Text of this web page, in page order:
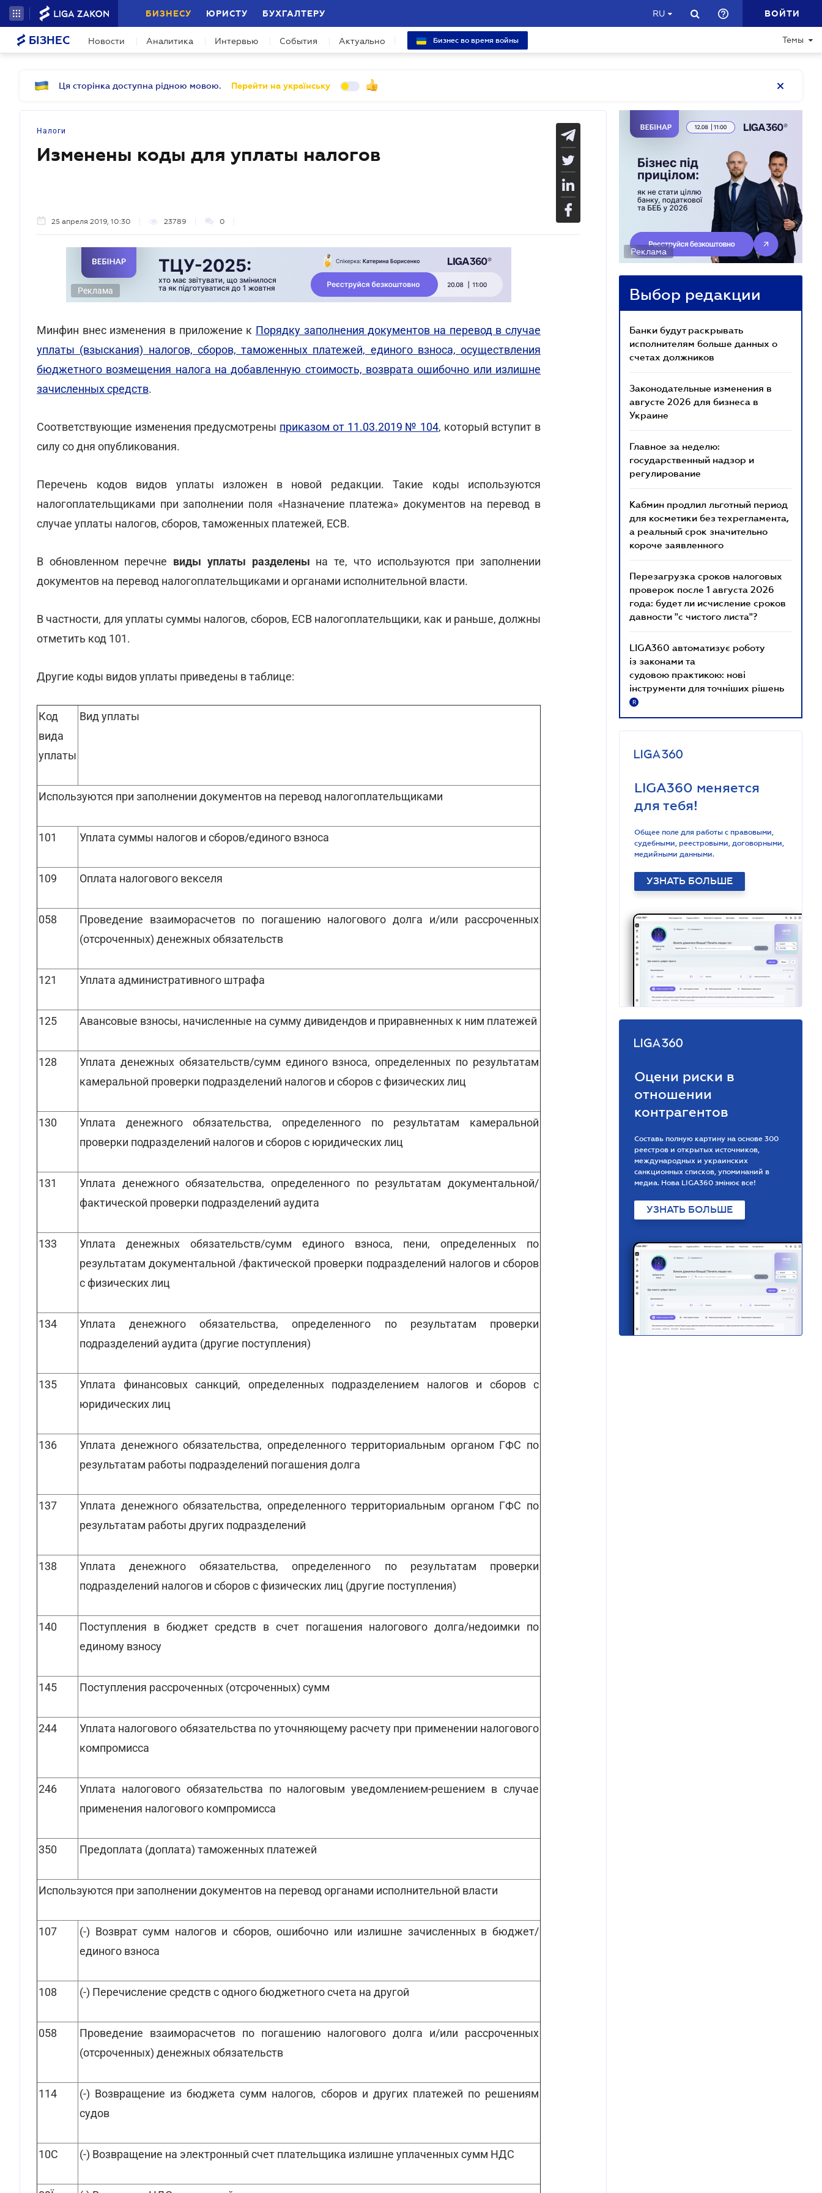
БИЗНЕСУ ЮРИСТУ БУХГАЛТЕРУ RU ВОЙТИ
БІЗНЕС Новости Аналитика Интервью События Актуально Бизнес во время войны Темы
Ця сторінка доступна рідною мовою. Перейти на українську
Налоги
Изменены коды для уплаты налогов
25 апреля 2019, 10:30 23789 0
Реклама
Минфин внес изменения в приложение к Порядку заполнения документов на перевод в случае
уплаты (взыскания) налогов, сборов, таможенных платежей, единого взноса, осуществления
бюджетного возмещения налога на добавленную стоимость, возврата ошибочно или излишне
зачисленных средств.
Соответствующие изменения предусмотрены приказом от 11.03.2019 № 104, который вступит в
силу со дня опубликования.
Перечень кодов видов уплаты изложен в новой редакции. Такие коды используются
налогоплательщиками при заполнении поля «Назначение платежа» документов на перевод в
случае уплаты налогов, сборов, таможенных платежей, ЕСВ.
В обновленном перечне виды уплаты разделены на те, что используются при заполнении
документов на перевод налогоплательщиками и органами исполнительной власти.
В частности, для уплаты суммы налогов, сборов, ЕСВ налогоплательщики, как и раньше, должны
отметить код 101.
Другие коды видов уплаты приведены в таблице:
Код
вида
уплаты
Вид уплаты
Используются при заполнении документов на перевод налогоплательщиками
101 Уплата суммы налогов и сборов/единого взноса
109 Оплата налогового векселя
058
Проведение взаиморасчетов по погашению налогового долга и/или рассроченных
(отсроченных) денежных обязательств
121 Уплата административного штрафа
125 Авансовые взносы, начисленные на сумму дивидендов и приравненных к ним платежей
128
Уплата денежных обязательств/сумм единого взноса, определенных по результатам
камеральной проверки подразделений налогов и сборов с физических лиц
130
Уплата денежного обязательства, определенного по результатам камеральной
проверки подразделений налогов и сборов с юридических лиц
131
Уплата денежного обязательства, определенного по результатам документальной/
фактической проверки подразделений аудита
133
Уплата денежных обязательств/сумм единого взноса, пени, определенных по
результатам документальной /фактической проверки подразделений налогов и сборов
с физических лиц
134
Уплата денежного обязательства, определенного по результатам проверки
подразделений аудита (другие поступления)
135
Уплата финансовых санкций, определенных подразделением налогов и сборов с
юридических лиц
136
Уплата денежного обязательства, определенного территориальным органом ГФС по
результатам работы подразделений погашения долга
137
Уплата денежного обязательства, определенного территориальным органом ГФС по
результатам работы других подразделений
138
Уплата денежного обязательства, определенного по результатам проверки
подразделений налогов и сборов с физических лиц (другие поступления)
140
Поступления в бюджет средств в счет погашения налогового долга/недоимки по
единому взносу
145 Поступления рассроченных (отсроченных) сумм
244
Уплата налогового обязательства по уточняющему расчету при применении налогового
компромисса
246
Уплата налогового обязательства по налоговым уведомлением-решением в случае
применения налогового компромисса
350 Предоплата (доплата) таможенных платежей
Используются при заполнении документов на перевод органами исполнительной власти
107
(-) Возврат сумм налогов и сборов, ошибочно или излишне зачисленных в бюджет/
единого взноса
108 (-) Перечисление средств с одного бюджетного счета на другой
058
Проведение взаиморасчетов по погашению налогового долга и/или рассроченных
(отсроченных) денежных обязательств
114
(-) Возвращение из бюджета сумм налогов, сборов и других платежей по решениям
судов
10С (-) Возвращение на электронный счет плательщика излишне уплаченных сумм НДС
Реклама
Выбор редакции
Банки будут раскрывать
исполнителям больше данных о
счетах должников
Законодательные изменения в
августе 2026 для бизнеса в
Украине
Главное за неделю:
государственный надзор и
регулирование
Кабмин продлил льготный период
для косметики без техрегламента,
а реальный срок значительно
короче заявленного
Перезагрузка сроков налоговых
проверок после 1 августа 2026
года: будет ли исчисление сроков
давности "с чистого листа"?
LIGA360 автоматизує роботу
із законами та
судовою практикою: нові
інструменти для точніших рішень
R
LIGA360 меняется
для тебя!
Общее поле для работы с правовыми,
судебными, реестровыми, договорными,
медийными данными.
УЗНАТЬ БОЛЬШЕ
Оцени риски в
отношении
контрагентов
Составь полную картину на основе 300
реестров и открытых источников,
международных и украинских
санкционных списков, упоминаний в
медиа. Нова LIGA360 змінює все!
УЗНАТЬ БОЛЬШЕ